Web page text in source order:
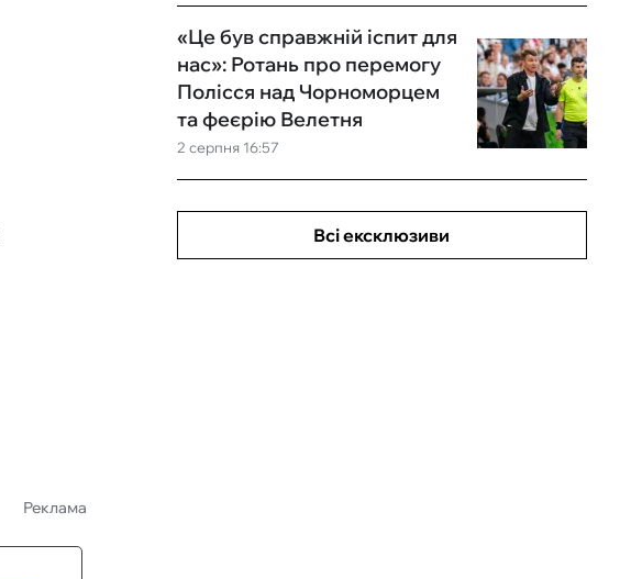
Реклама
2 серпня 16:57
«Це був справжній іспит для
нас»: Ротань про перемогу
Полісся над Чорноморцем
та феєрію Велетня
Всі ексклюзиви